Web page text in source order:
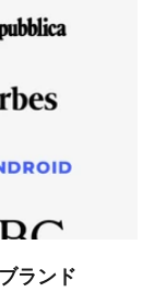
ランド